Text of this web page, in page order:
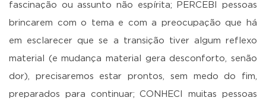
fascinação ou assunto não espírita; PERCEBI pessoas
brincarem com o tema e com a preocupação que há
em esclarecer que se a transição tiver algum reflexo
material (e mudança material gera desconforto, senão
dor), precisaremos estar prontos, sem medo do fim,
preparados para continuar; CONHECI muitas pessoas